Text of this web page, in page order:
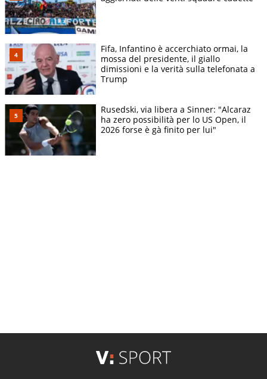
Fifa, Infantino è accerchiato ormai, la
mossa del presidente, il giallo
dimissioni e la verità sulla telefonata a
Trump
Rusedski, via libera a Sinner: "Alcaraz
ha zero possibilità per lo US Open, il
2026 forse è gà finito per lui"